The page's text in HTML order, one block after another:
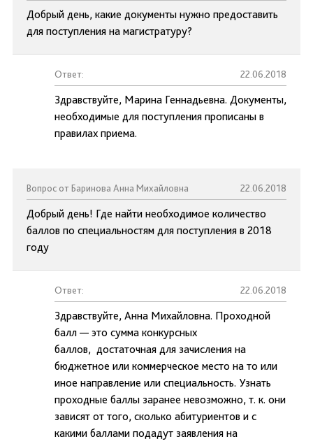
Добрый день, какие документы нужно предоставить
для поступления на магистратуру?
Ответ: 22.06.2018
Здравствуйте, Марина Геннадьевна. Документы,
необходимые для поступления прописаны в
правилах приема.
Вопрос от Баринова Анна Михайловна 22.06.2018
Добрый день! Где найти необходимое количество
баллов по специальностям для поступления в 2018
году
Ответ: 22.06.2018
Здравствуйте, Анна Михайловна. Проходной
балл — это сумма конкурсных
баллов, достаточная для зачисления на
бюджетное или коммерческое место на то или
иное направление или специальность. Узнать
проходные баллы заранее невозможно, т. к. они
зависят от того, сколько абитуриентов и с
какими баллами подадут заявления на